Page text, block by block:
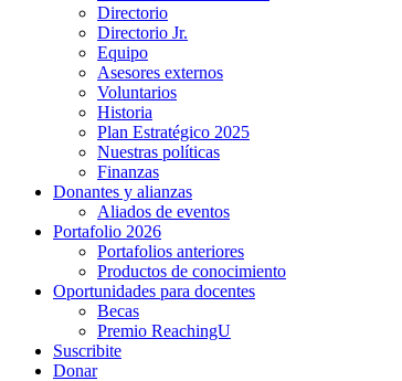
Directorio
Directorio Jr.
Equipo
Asesores externos
Voluntarios
Historia
Plan Estratégico 2025
Nuestras políticas
Finanzas
Donantes y alianzas
Aliados de eventos
Portafolio 2026
Portafolios anteriores
Productos de conocimiento
Oportunidades para docentes
Becas
Premio ReachingU
Suscribite
Donar